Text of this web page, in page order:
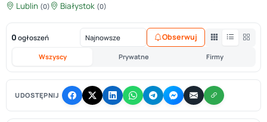
Lublin (0) Białystok (0)
0 ogłoszeń
Wszyscy Prywatne Firmy
Obserwuj
UDOSTĘPNIJ